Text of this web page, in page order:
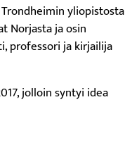
yliopistosta
Norjasta ja osin
professori ja kirjailija
jolloin syntyi idea